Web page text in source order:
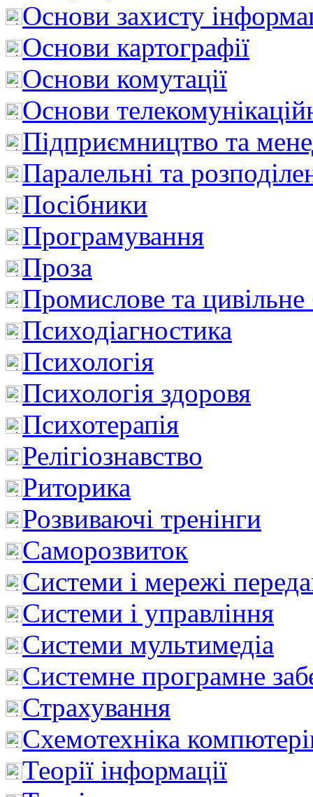
Основи захисту
Основи картографії
Основи комутації
Основи
Підприємництво та
Паралельні та
Посібники
Програмування
Проза
Промислове та цивільне
Психодіагностика
Психологія
Психологія здоровя
Психотерапія
Релігіознавство
Риторика
Розвиваючі тренінги
Саморозвиток
Системи і мережі
Системи і управління
Системи мультимедіа
Системне програмне
Страхування
Схемотехніка
Теорії інформації